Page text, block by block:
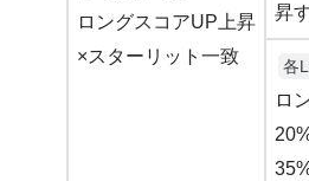
ロングスコアUP上昇
×スターリット一致
昇
各
ロ